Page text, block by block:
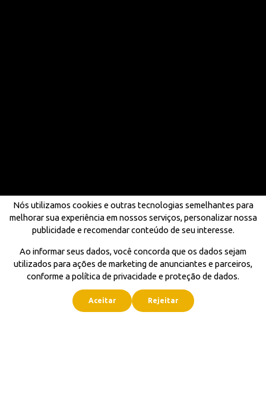
Nós utilizamos cookies e outras tecnologias semelhantes para
melhorar sua experiência em nossos serviços, personalizar nossa
publicidade e recomendar conteúdo de seu interesse.
Ao informar seus dados, você concorda que os dados sejam
utilizados para ações de marketing de anunciantes e parceiros,
conforme a política de privacidade e proteção de dados.
Aceitar Rejeitar